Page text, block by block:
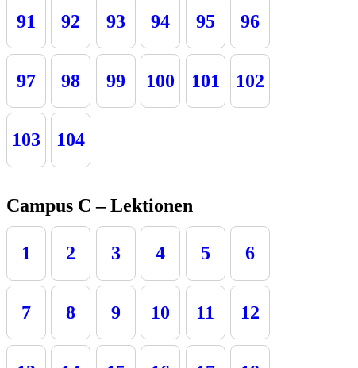
91 92 93 94 95 96
97 98 99 100 101 102
103 104
Campus C – Lektionen
1 2 3 4 5 6
7 8 9 10 11 12